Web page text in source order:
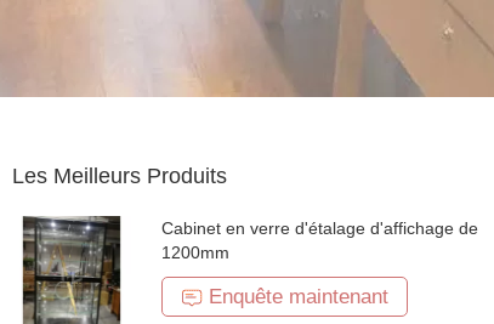
Les Meilleurs Produits
Cabinet en verre d'étalage d'affichage de
1200mm
Enquête maintenant